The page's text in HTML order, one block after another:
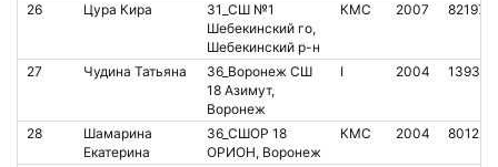
26 Цура Кира
31_СШ №1
Шебекинский го,
Шебекинский р-н
КМС 2007
27 Чудина Татьяна
36_Воронеж СШ
18 Азимут,
Воронеж
I 2004
28
Шамарина
Екатерина
36_СШОР 18
ОРИОН, Воронеж
КМС 2004